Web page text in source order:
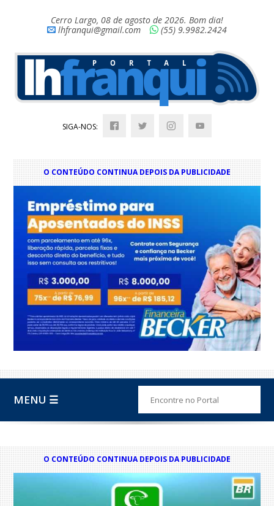
Cerro Largo, 08 de agosto de 2026. Bom dia!
lhfranqui@gmail.com
(55) 9.9982.2424
SIGA-NOS:
O CONTEÚDO CONTINUA DEPOIS DA PUBLICIDADE
MENU ☰
O CONTEÚDO CONTINUA DEPOIS DA PUBLICIDADE